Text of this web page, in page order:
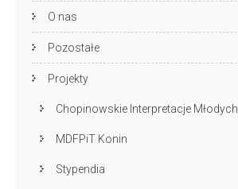
O nas
Pozostałe
Projekty
Chopinowskie Interpretacje Młodych
MDFPiT Konin
Stypendia